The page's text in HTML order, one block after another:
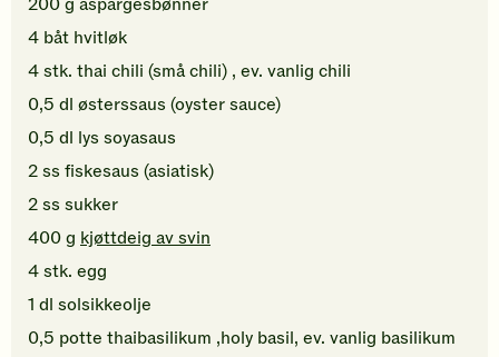
4 båt hvitløk
4stk. thai chili (små chili) , ev. vanlig chili
0,5 dl østerssaus (oyster sauce)
0,5 dl lys soyasaus
2ss fiskesaus (asiatisk)
2ss sukker
400g kjøttdeig av svin
4stk. egg
1 dl solsikkeolje
0,5 potte thaibasilikum ,holy basil, ev. vanlig basilikum